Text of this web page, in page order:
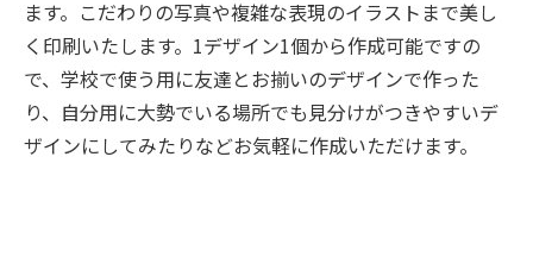
ます。こだわりの写真や複雑な表現のイラストまで美し
く印刷いたします。1デザイン1個から作成可能ですの
で、学校で使う用に友達とお揃いのデザインで作った
り、自分用に大勢でいる場所でも見分けがつきやすいデ
ザインにしてみたりなどお気軽に作成いただけます。